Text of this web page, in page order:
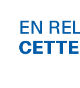
ENclef &
pneu